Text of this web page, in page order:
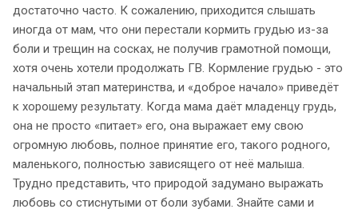
достаточно часто. К сожалению, приходится слышать
иногда от мам, что они перестали кормить грудью из-за
боли и трещин на сосках, не получив грамотной помощи,
хотя очень хотели продолжать ГВ. Кормление грудью - это
начальный этап материнства, и «доброе начало» приведёт
к хорошему результату. Когда мама даёт младенцу грудь,
она не просто «питает» его, она выражает ему свою
огромную любовь, полное принятие его, такого родного,
маленького, полностью зависящего от неё малыша.
Трудно представить, что природой задумано выражать
любовь со стиснутыми от боли зубами. Знайте сами и